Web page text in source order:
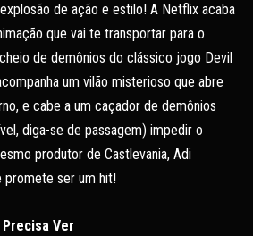
de ação e estilo! A Netflix acaba
que vai te transportar para o
de demônios do clássico jogo Devil
um vilão misterioso que abre
e cabe a um caçador de demônios
diga-se de passagem) impedir o
produtor de Castlevania, Adi
promete ser um hit!
Ver